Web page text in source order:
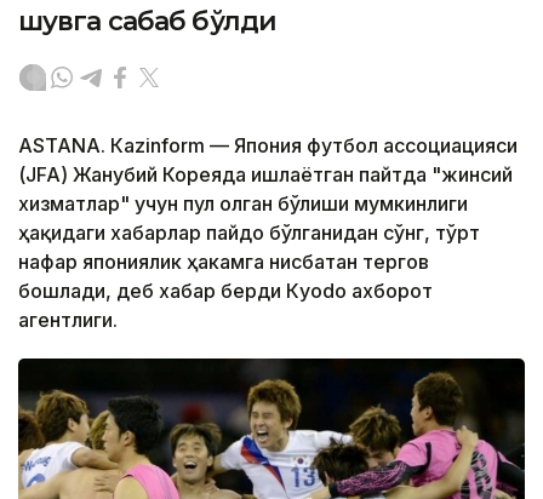
шувга сабаб бўлди
ASTANА. Кazinform — Япония футбол ассоциацияси
(JFA) Жанубий Кореяда ишлаётган пайтда "жинсий
хизматлар" учун пул олган бўлиши мумкинлиги
ҳақидаги хабарлар пайдо бўлганидан сўнг, тўрт
нафар япониялик ҳакамга нисбатан тергов
бошлади, деб хабар берди Кyodo ахборот
агентлиги.